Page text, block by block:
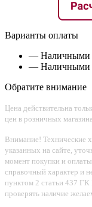
Варианты оплаты
— Наличными
— Наличными
Обратите внимание
Цена действительна
цен в розничных
Внимание! Технические
указанных на сайте,
момент покупки и
справочный характер и
пунктом 2 статьи 437
проверять наличие